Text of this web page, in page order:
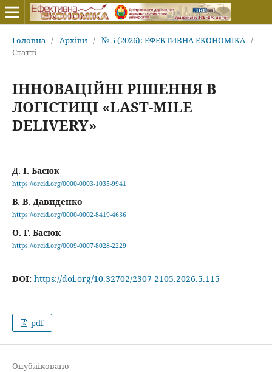
Головна / Архіви / № 5 (2026): ЕФЕКТИВНА ЕКОНОМІКА /
Статті
ІННОВАЦІЙНІ РІШЕННЯ В
ЛОГІСТИЦІ «LAST-MILE
DELIVERY»
Д. І. Басюк
https://orcid.org/0000-0003-1035-9941
В. В. Давиденко
https://orcid.org/0000-0002-8419-4636
О. Г. Басюк
https://orcid.org/0009-0007-8028-2229
DOI: https://doi.org/10.32702/2307-2105.2026.5.115
pdf
Опубліковано